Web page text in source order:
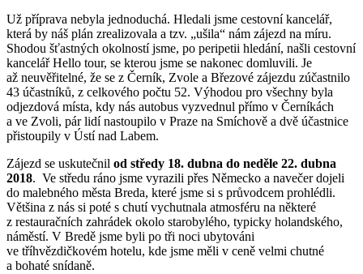
Už příprava nebyla jednoduchá. Hledali jsme cestovní kancelář,
která by náš plán zrealizovala a tzv. „ušila“ nám zájezd na míru.
Shodou šťastných okolností jsme, po peripetii hledání, našli cestovní
kancelář Hello tour, se kterou jsme se nakonec domluvili. Je
až neuvěřitelné, že se z Černík, Zvole a Březové zájezdu zúčastnilo
43 účastníků, z celkového počtu 52. Výhodou pro všechny byla
odjezdová místa, kdy nás autobus vyzvednul přímo v Černíkách
a ve Zvoli, pár lidí nastoupilo v Praze na Smíchově a dvě účastnice
přistoupily v Ústí nad Labem.
Zájezd se uskutečnil od středy 18. dubna do neděle 22. dubna
2018. Ve středu ráno jsme vyrazili přes Německo a navečer dojeli
do malebného města Breda, které jsme si s průvodcem prohlédli.
Většina z nás si poté s chutí vychutnala atmosféru na některé
z restauračních zahrádek okolo starobylého, typicky holandského,
náměstí. V Bredě jsme byli po tři noci ubytováni
ve tříhvězdičkovém hotelu, kde jsme měli v ceně velmi chutné
a bohaté snídaně.